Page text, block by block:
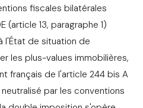
fiscales bilatérales
(article 13, paragraphe 1)
l'État de situation de
les plus-values immobilières,
français de l'article 244 bis A
par les conventions